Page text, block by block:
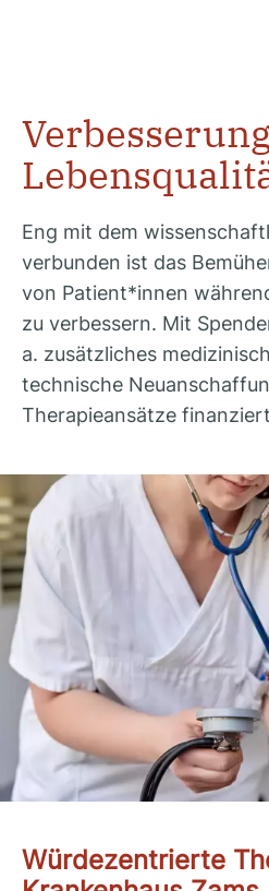
Eng mit dem
verbunden ist das
von Patient*innen
zu verbessern. Mit
a. zusätzliches
technische
Therapieansätze
Würdezentrierte